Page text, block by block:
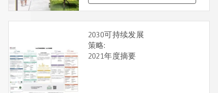
2030可持续发展
策略:
2021年度摘要